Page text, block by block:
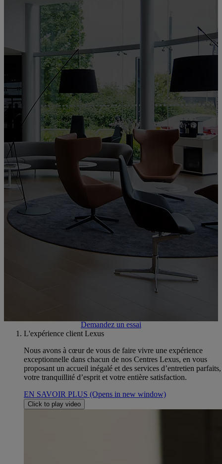
Bienvenue chez
LEXUS RODEZ
b402835e-910b-4523-8b79-148abb3c010d
Service commercial, Atelier, Carrosserie, Peinture, Pièces de
rechange, Véhicules d'occasion
Prenez un rendez-vous atelier
Demandez un essai
L'expérience client Lexus
Nous avons à cœur de vous de faire vivre une expérience
exceptionnelle dans chacun de nos Centres Lexus, en vous
proposant un accueil inégalé et des services d’entretien
votre tranquillité d’esprit et votre entière satisfaction.
EN SAVOIR PLUS (Opens in new window)
Click to play video